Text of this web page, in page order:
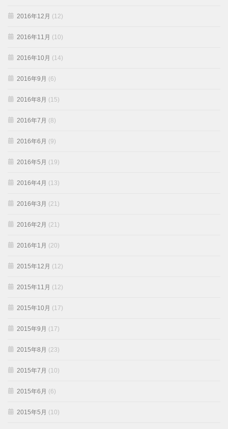
2016年12月 (12)
2016年11月 (10)
2016年10月 (14)
2016年9月 (6)
2016年8月 (15)
2016年7月 (8)
2016年6月 (9)
2016年5月 (19)
2016年4月 (13)
2016年3月 (21)
2016年2月 (21)
2016年1月 (20)
2015年12月 (12)
2015年11月 (12)
2015年10月 (17)
2015年9月 (17)
2015年8月 (23)
2015年7月 (10)
2015年6月 (6)
2015年5月 (10)